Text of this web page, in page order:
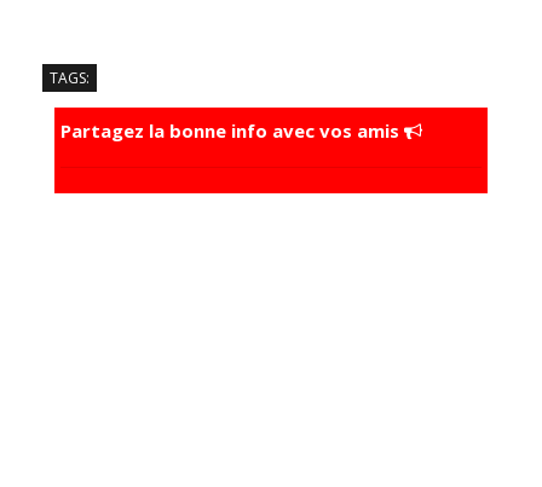
TAGS:
Partagez la bonne info avec vos amis